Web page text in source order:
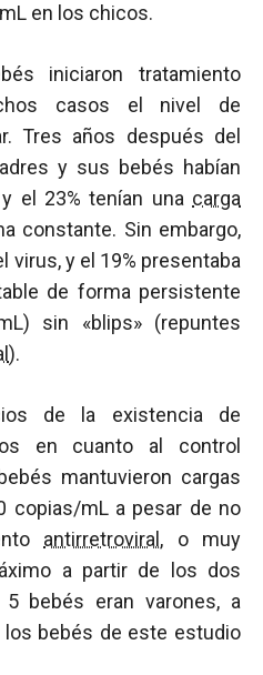
en los chicos.
iniciaron tratamiento
casos el nivel de
Tres años después del
y sus bebés habían
el 23% tenían una carga
constante. Sin embargo,
virus, y el 19% presentaba
de forma persistente
sin «blips» (repuntes
).
de la existencia de
en cuanto al control
mantuvieron cargas
copias/mL a pesar de no
antirretroviral , o muy
a partir de los dos
bebés eran varones, a
los bebés de este estudio